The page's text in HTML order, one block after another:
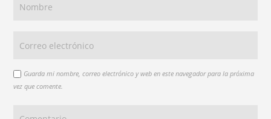
Guarda mi nombre, correo electrónico y web en este navegador para la próxima
vez que comente.